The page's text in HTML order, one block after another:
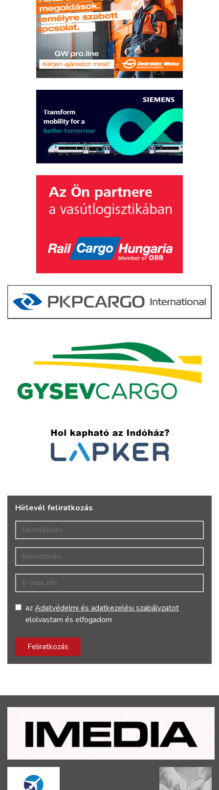
Hírlevél feliratkozás
Vezetéknév
Keresztnév
E-mail cím
azAdatvédelmi és adatkezelési szabályzatot
elolvastam és elfogadom
Feliratkozás